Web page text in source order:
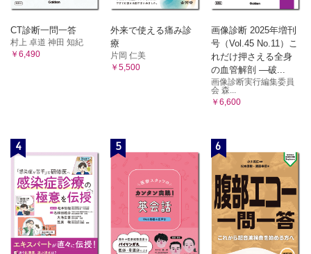
CT診断一問一答
村上 卓道 神田 知紀
￥6,490
外来で使える痛み診
療
片岡 仁美
￥5,500
画像診断 2025年増刊
号（Vol.45 No.11）こ
れだけ押さえる全身
の血管解剖 ―破...
画像診断実行編集委員
会 森...
￥6,600
4 5 6